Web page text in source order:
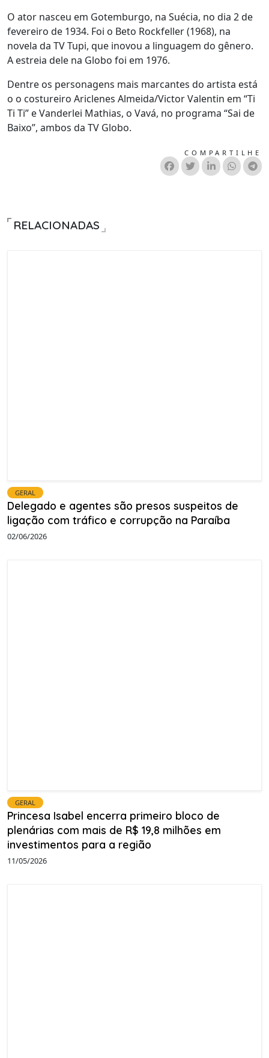
O ator nasceu em Gotemburgo, na Suécia, no dia 2 de
fevereiro de 1934. Foi o Beto Rockfeller (1968), na
novela da TV Tupi, que inovou a linguagem do gênero.
A estreia dele na Globo foi em 1976.
Dentre os personagens mais marcantes do artista está
o o costureiro Ariclenes Almeida/Victor Valentin em “Ti
Ti Ti” e Vanderlei Mathias, o Vavá, no programa “Sai de
Baixo”, ambos da TV Globo.
COMPARTILHE
RELACIONADAS
GERAL
Delegado e agentes são presos suspeitos de
ligação com tráfico e corrupção na Paraíba
02/06/2026
GERAL
Princesa Isabel encerra primeiro bloco de
plenárias com mais de R$ 19,8 milhões em
investimentos para a região
11/05/2026